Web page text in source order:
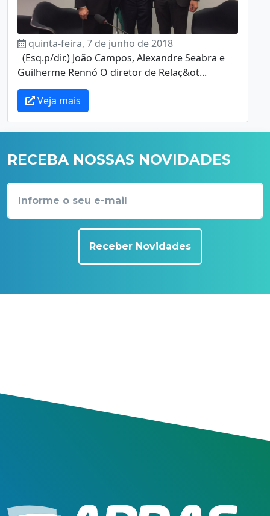
quinta-feira, 7 de junho de 2018
(Esq.p/dir.) João Campos, Alexandre Seabra e
Guilherme Rennó O diretor de Relaç&ot...
Veja mais
RECEBA NOSSAS NOVIDADES
Receber Novidades